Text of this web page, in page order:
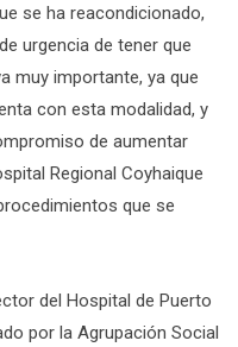
se ha reacondicionado,
urgencia de tener que
muy importante, ya que
con esta modalidad, y
de aumentar
Regional Coyhaique
que se
del Hospital de Puerto
por la Agrupación Social